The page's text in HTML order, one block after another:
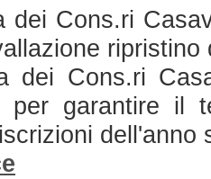
dei Cons.ri
dei Cons.ri
per garantire il
dell'anno